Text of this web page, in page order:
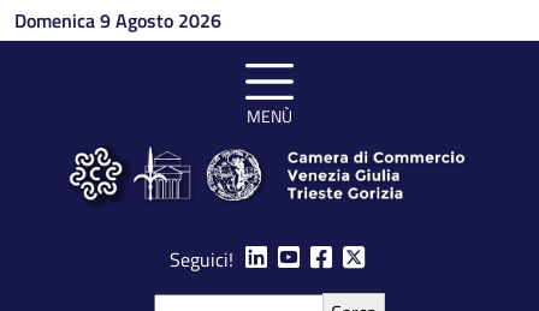
Salta al contenuto principale
Domenica 9 Agosto 2026
MENÙ
Seguici!